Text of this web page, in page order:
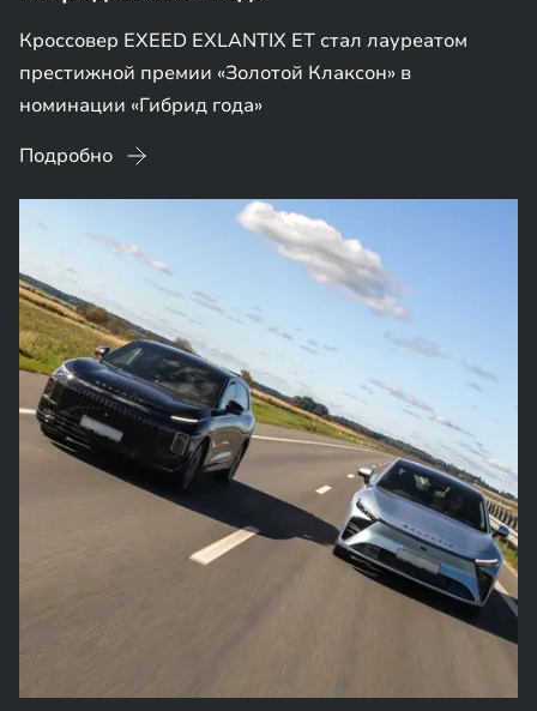
Кроссовер EXEED EXLANTIX ET стал лауреатом
престижной премии «Золотой Клаксон» в
номинации «Гибрид года»
Подробно